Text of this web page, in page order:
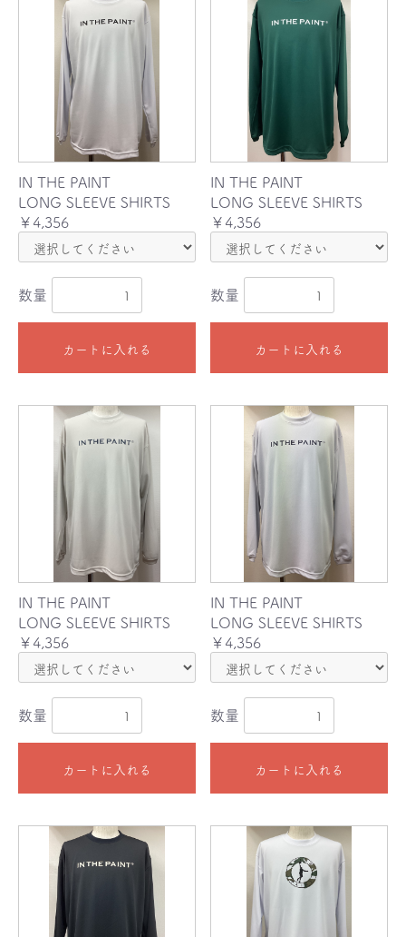
IN THE PAINT
LONG SLEEVE SHIRTS
￥4,356
数量
カートに入れる
IN THE PAINT
LONG SLEEVE SHIRTS
￥4,356
数量
カートに入れる
IN THE PAINT
LONG SLEEVE SHIRTS
￥4,356
数量
カートに入れる
IN THE PAINT
LONG SLEEVE SHIRTS
￥4,356
数量
カートに入れる